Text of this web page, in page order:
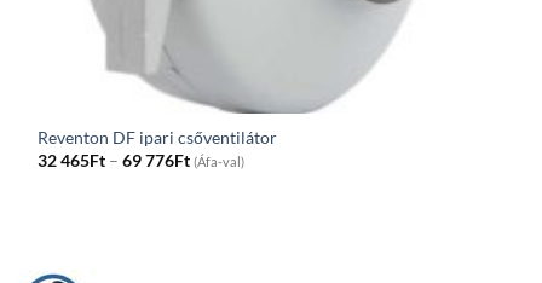
Reventon DF ipari csőventilátor
32 465Ft – 69 776FtPrice
range:
(Áfa-val)